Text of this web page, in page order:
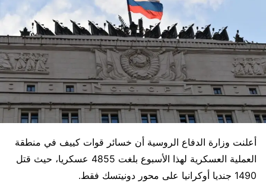
أعلنت وزارة الدفاع الروسية أن خسائر قوات كييف في منطقة
العملية العسكرية لهذا الأسبوع بلغت 4855 عسكريا، حيث قتل
1490 جنديا أوكرانيا على محور دونيتسك فقط.